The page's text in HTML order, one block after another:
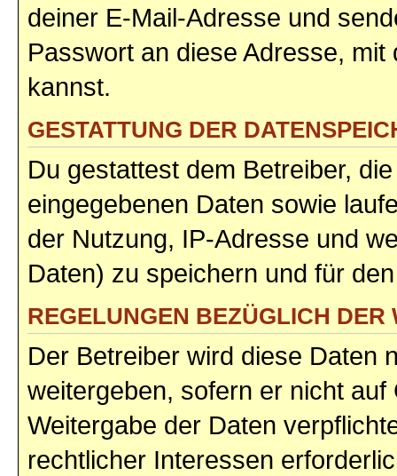
deiner E-Mail-Adresse und
Passwort an diese Adresse,
kannst.
GESTATTUNG DER
Du gestattest dem Betreiber,
eingegebenen Daten sowie
der Nutzung, IP-Adresse und
Daten) zu speichern und für
REGELUNGEN BEZÜGLICH
Der Betreiber wird diese Daten
weitergeben, sofern er nicht
Weitergabe der Daten
rechtlicher Interessen